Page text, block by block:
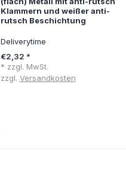
Klammern und weißer anti-
rutsch Beschichtung
Deliverytime
€2,32 *
* zzgl. MwSt.
zzgl. Versandkosten